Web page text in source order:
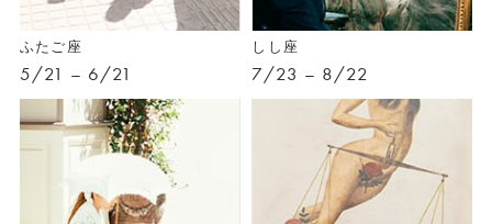
ふたご座
5/21 – 6/21
しし座
7/23 – 8/22